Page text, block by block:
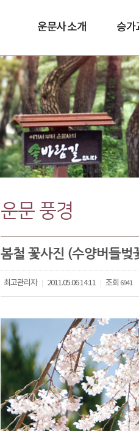
운문사 소개 승가
솔바람길
운문 풍경
봄철 꽃사진 (수양버들벚
최고관리자 2011.05.06 14:11 조회 6941